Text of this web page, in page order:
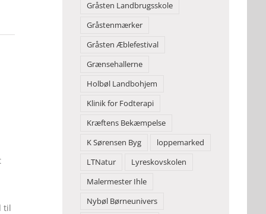
til
Gråsten Landbrugsskole
Gråstenmærker
Gråsten Æblefestival
Grænsehallerne
Holbøl Landbohjem
Klinik for Fodterapi
Kræftens Bekæmpelse
K Sørensen Byg
loppemarked
LTNatur
Lyreskovskolen
Malermester Ihle
Nybøl Børneunivers